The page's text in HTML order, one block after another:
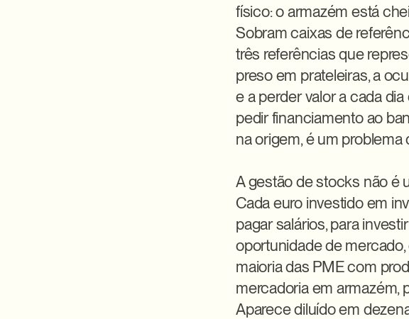
físico: o armazém está
Sobram caixas de
três referências que
preso em prateleiras, a
e a perder valor a cada
pedir financiamento ao
na origem, é um problema
A gestão de stocks não é
Cada euro investido em
pagar salários, para
oportunidade de
maioria das PME com
mercadoria em armazém,
Aparece diluído em